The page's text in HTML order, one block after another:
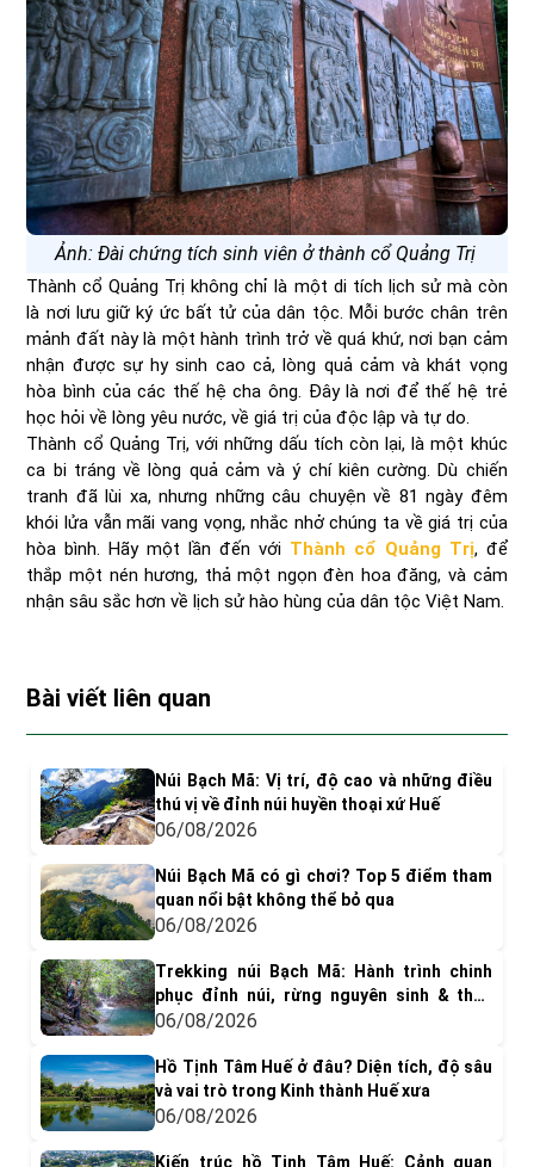
Ảnh: Đài chứng tích sinh viên ở thành cổ Quảng Trị
Thành cổ Quảng Trị không chỉ là một di tích lịch sử mà còn
là nơi lưu giữ ký ức bất tử của dân tộc. Mỗi bước chân trên
mảnh đất này là một hành trình trở về quá khứ, nơi bạn cảm
nhận được sự hy sinh cao cả, lòng quả cảm và khát vọng
hòa bình của các thế hệ cha ông. Đây là nơi để thế hệ trẻ
học hỏi về lòng yêu nước, về giá trị của độc lập và tự do.
Thành cổ Quảng Trị, với những dấu tích còn lại, là một khúc
ca bi tráng về lòng quả cảm và ý chí kiên cường. Dù chiến
tranh đã lùi xa, nhưng những câu chuyện về 81 ngày đêm
khói lửa vẫn mãi vang vọng, nhắc nhở chúng ta về giá trị của
hòa bình. Hãy một lần đến với Thành cổ Quảng Trị, để
thắp một nén hương, thả một ngọn đèn hoa đăng, và cảm
nhận sâu sắc hơn về lịch sử hào hùng của dân tộc Việt Nam.
Bài viết liên quan
Núi Bạch Mã: Vị trí, độ cao và những điều
thú vị về đỉnh núi huyền thoại xứ Huế
06/08/2026
Núi Bạch Mã có gì chơi? Top 5 điểm tham
quan nổi bật không thể bỏ qua
06/08/2026
Trekking núi Bạch Mã: Hành trình chinh
phục đỉnh núi, rừng nguyên sinh & thác
nước tuyệt đẹp
06/08/2026
Hồ Tịnh Tâm Huế ở đâu? Diện tích, độ sâu
và vai trò trong Kinh thành Huế xưa
06/08/2026
Kiến trúc hồ Tịnh Tâm Huế: Cảnh quan